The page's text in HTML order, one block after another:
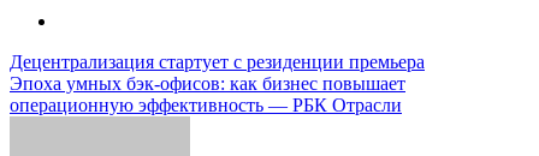
Навигация
по
Децентрализация стартует с резиденции премьера
Эпоха умных бэк-офисов: как бизнес повышает
операционную эффективность — РБК Отрасли